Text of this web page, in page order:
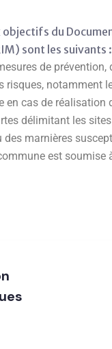
objectifs du
sont les suivants :
de
risques, notamment
en cas de réalisation
délimitant les
des marnières
est soumise